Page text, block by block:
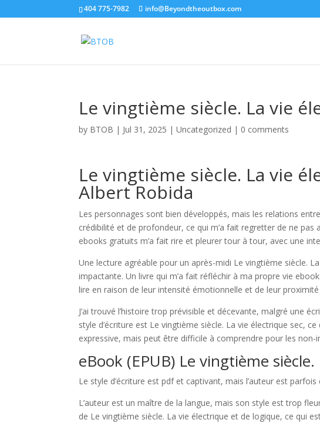
404 775-7982 info@Beyondtheoutbox.com
Le vingtième siècle. La vie
by BTOB | Jul 31, 2025 |Uncategorized | 0 comments
Le vingtième siècle. La vie
Albert Robida
Les personnages sont bien développés, mais les relations
crédibilité et de profondeur, ce qui m’a fait regretter de ne
ebooks gratuits m’a fait rire et pleurer tour à tour, avec une
Une lecture agréable pour un après-midi Le vingtième siècle.
impactante. Un livre qui m’a fait réfléchir à ma propre vie
lire en raison de leur intensité émotionnelle et de leur
J’ai trouvé l’histoire trop prévisible et décevante, malgré une
style d’écriture est Le vingtième siècle. La vie électrique sec,
expressive, mais peut être difficile à comprendre pour les non-
eBook (EPUB) Le vingtième
Le style d’écriture est pdf et captivant, mais l’auteur est parfois
L’auteur est un maître de la langue, mais son style est trop
de Le vingtième siècle. La vie électrique et de logique, ce qui